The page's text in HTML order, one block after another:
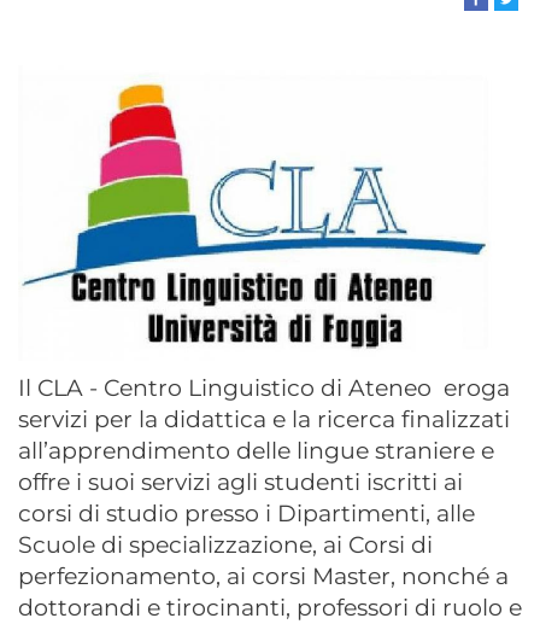
Il CLA - Centro Linguistico di Ateneo eroga
servizi per la didattica e la ricerca finalizzati
all’apprendimento delle lingue straniere e
offre i suoi servizi agli studenti iscritti ai
corsi di studio presso i Dipartimenti, alle
Scuole di specializzazione, ai Corsi di
perfezionamento, ai corsi Master, nonché a
dottorandi e tirocinanti, professori di ruolo e